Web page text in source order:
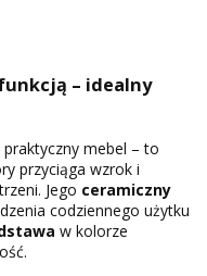
– idealny
mebel – to
przyciąga wzrok i
Jego ceramiczny
codziennego użytku
w kolorze